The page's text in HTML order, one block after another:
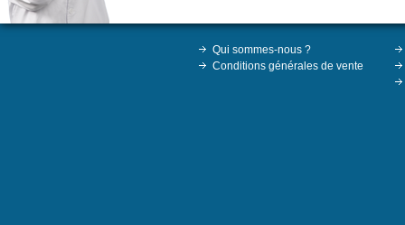
Qui sommes-nous ?
Conditions générales de vente